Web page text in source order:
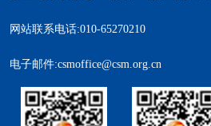
网站联系电话:010-65270210
电子邮件:csmoffice@csm.org.cn